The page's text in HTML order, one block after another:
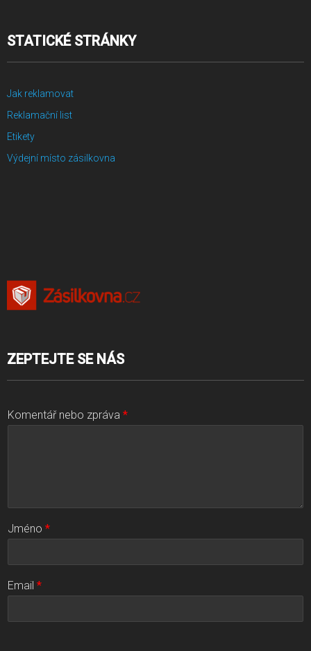
STATICKÉ STRÁNKY
Jak reklamovat
Reklamační list
Etikety
Výdejní místo zásilkovna
ZEPTEJTE SE NÁS
Komentář nebo zpráva *
Jméno *
Email *